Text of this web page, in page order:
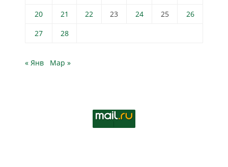
20
21 22 23 24 25
26
27
28
« Янв Мар »